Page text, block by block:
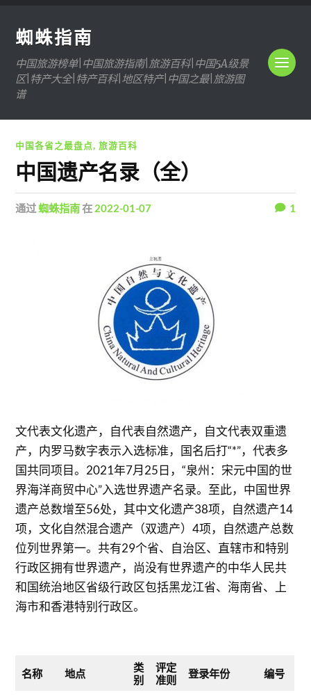
蜘蛛指南
中国旅游榜单|中国旅游指南|旅游百科|中国5A级景
区|特产大全|特产百科|地区特产|中国之最|旅游图
谱
中国各省之最盘点,旅游百科
中国遗产名录（全）
通过蜘蛛指南在 2022-01-07 1
文代表文化遗产，自代表自然遗产，自文代表双重遗
产，内罗马数字表示入选标准，国名后打“*”，代表多
国共同项目。2021年7月25日，“泉州：宋元中国的世
界海洋商贸中心”入选世界遗产名录。至此，中国世界
遗产总数增至56处，其中文化遗产38项，自然遗产14
项，文化自然混合遗产（双遗产）4项，自然遗产总数
位列世界第一。共有29个省、自治区、直辖市和特别
行政区拥有世界遗产，尚没有世界遗产的中华人民共
和国统治地区省级行政区包括黑龙江省、海南省、上
海市和香港特别行政区。
名称 地点
类
别
评定
准则
登录年份 编号